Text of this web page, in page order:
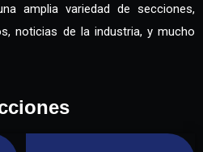
amplia variedad de secciones,
noticias de la industria, y mucho